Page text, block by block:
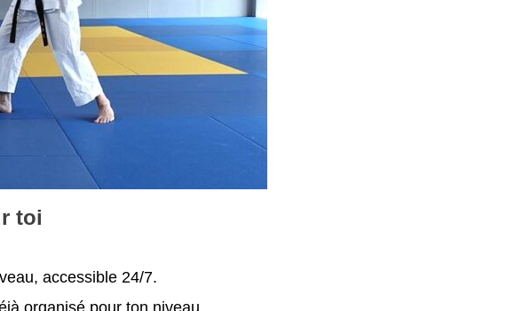
toi
accessible 24/7.
organisé pour ton niveau.